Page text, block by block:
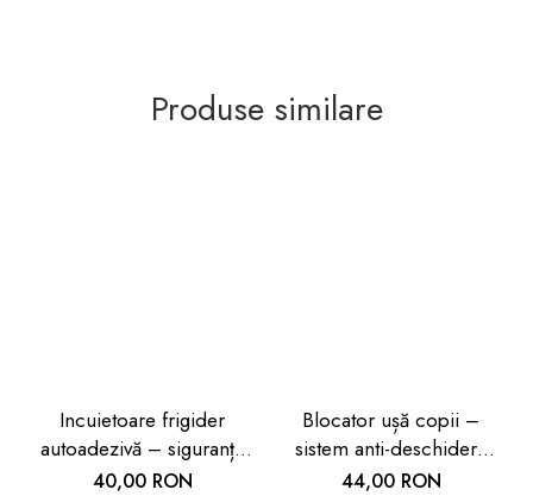
Produse similare
Incuietoare frigider
autoadezivă – siguranță
copii 2 buc
40,00 RON
Blocator ușă copii –
sistem anti-deschidere
ușor de montat
44,00 RON